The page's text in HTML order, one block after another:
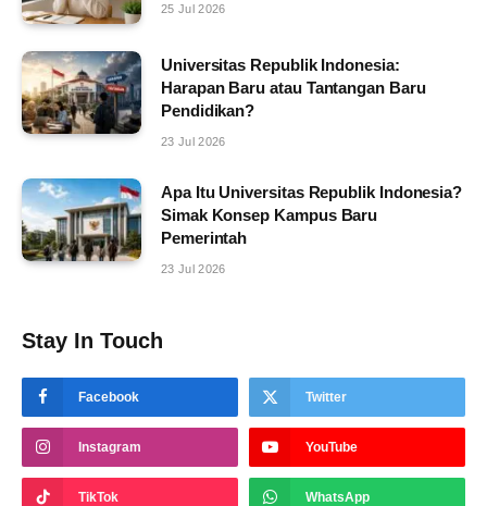
25 Jul 2026
Universitas Republik Indonesia:
Harapan Baru atau Tantangan Baru
Pendidikan?
23 Jul 2026
Apa Itu Universitas Republik Indonesia?
Simak Konsep Kampus Baru
Pemerintah
23 Jul 2026
Stay In Touch
Facebook Twitter
Instagram YouTube
TikTok WhatsApp